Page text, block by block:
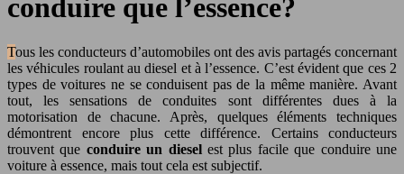
conduire que l’essence?
Tous les conducteurs d’automobiles ont des avis partagés concernant
les véhicules roulant au diesel et à l’essence. C’est évident que ces 2
types de voitures ne se conduisent pas de la même manière. Avant
tout, les sensations de conduites sont différentes dues à la
motorisation de chacune. Après, quelques éléments techniques
démontrent encore plus cette différence. Certains conducteurs
trouvent que conduire un dieselest plus facile que conduire une
voiture à essence, mais tout cela est subjectif.